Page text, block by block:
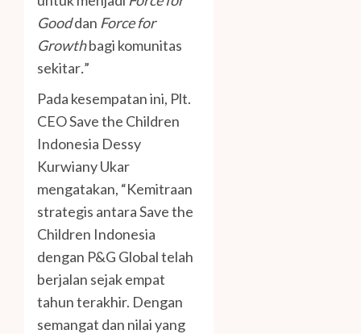
Gooddan Force for
Growthbagi komunitas
sekitar.”
Pada kesempatan ini, Plt.
CEO Save the Children
Indonesia Dessy
Kurwiany Ukar
mengatakan, “Kemitraan
strategis antara Save the
Children Indonesia
dengan P&G Global telah
berjalan sejak empat
tahun terakhir. Dengan
semangat dan nilai yang